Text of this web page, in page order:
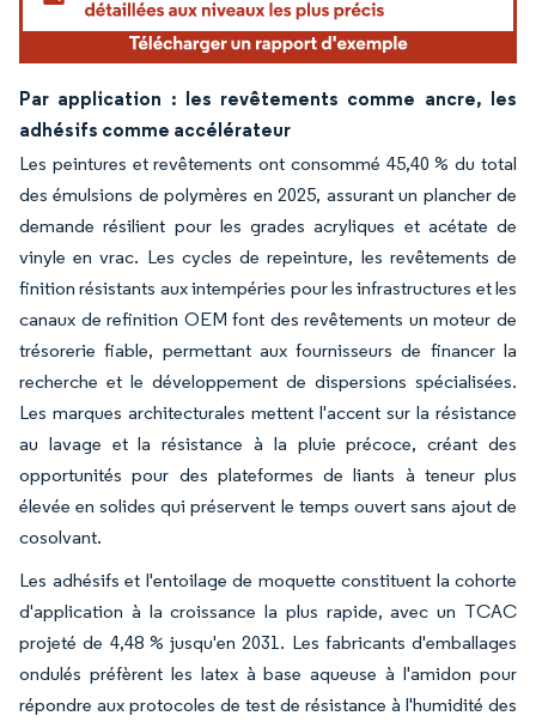
Par application : les revêtements comme ancre, les
adhésifs comme accélérateur
Les peintures et revêtements ont consommé 45,40 % du total
des émulsions de polymères en 2025, assurant un plancher de
demande résilient pour les grades acryliques et acétate de
vinyle en vrac. Les cycles de repeinture, les revêtements de
finition résistants aux intempéries pour les infrastructures et les
canaux de refinition OEM font des revêtements un moteur de
trésorerie fiable, permettant aux fournisseurs de financer la
recherche et le développement de dispersions spécialisées.
Les marques architecturales mettent l'accent sur la résistance
au lavage et la résistance à la pluie précoce, créant des
opportunités pour des plateformes de liants à teneur plus
élevée en solides qui préservent le temps ouvert sans ajout de
cosolvant.
Les adhésifs et l'entoilage de moquette constituent la cohorte
d'application à la croissance la plus rapide, avec un TCAC
projeté de 4,48 % jusqu'en 2031. Les fabricants d'emballages
ondulés préfèrent les latex à base aqueuse à l'amidon pour
répondre aux protocoles de test de résistance à l'humidité des